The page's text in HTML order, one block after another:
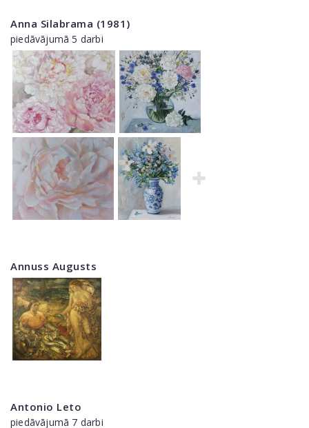
Anna Silabrama (1981)
piedāvājumā 5 darbi
Annuss Augusts
Antonio Leto
piedāvājumā 7 darbi